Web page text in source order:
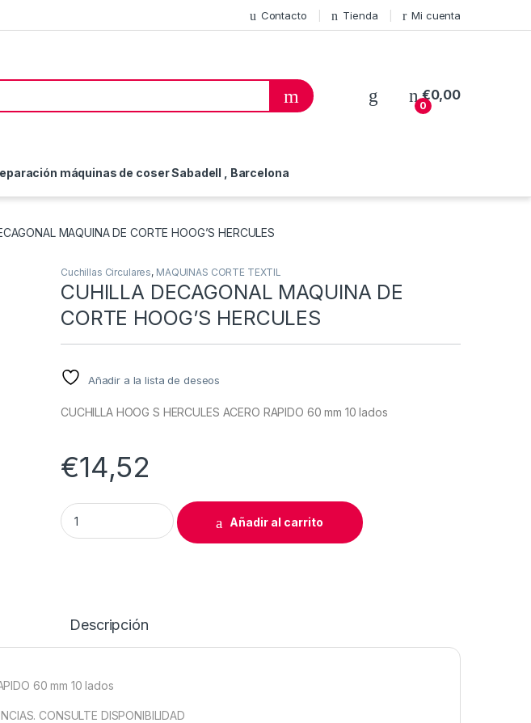
Contacto Tienda Mi cuenta
0
€0,00
máquinas de coser Sabadell , Barcelona
MAQUINA DE CORTE HOOG’S HERCULES
Cuchillas Circulares, MAQUINAS CORTE TEXTIL
CUHILLA DECAGONAL MAQUINA DE
CORTE HOOG’S HERCULES
Añadir a la lista de deseos
CUCHILLA HOOG S HERCULES ACERO RAPIDO 60 mm 10 lados
€14,52
CUHILLA DECAGONAL MAQUINA DE CORTE HOOG'S HERCULES quantity
Añadir al carrito
Descripción
60 mm 10 lados
CONSULTE DISPONIBILIDAD